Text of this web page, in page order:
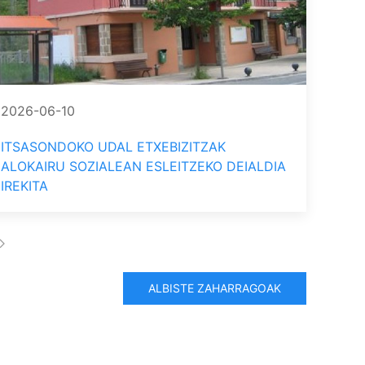
2026-06-10
ITSASONDOKO UDAL ETXEBIZITZAK
ALOKAIRU SOZIALEAN ESLEITZEKO DEIALDIA
IREKITA
ALBISTE ZAHARRAGOAK